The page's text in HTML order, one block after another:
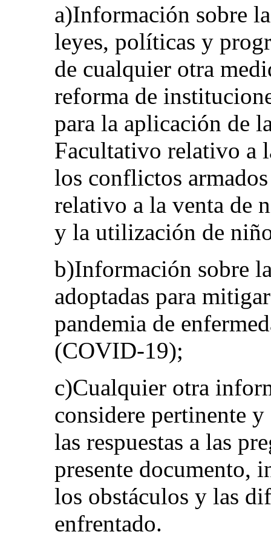
a)Información sobre
leyes, políticas y
de cualquier otra
reforma de
para la aplicación de
Facultativo relativo a
los conflictos
relativo a la venta de
y la utilización de
b)Información sobre
adoptadas para
pandemia de
(COVID-19);
c)Cualquier otra
considere pertinente y
las respuestas a las
presente documento,
los obstáculos y las
enfrentado.